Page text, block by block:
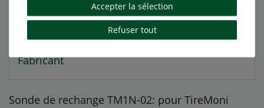
Responsable de l'UE
Fabricant
Sonde de rechange TM1N-02: pour TireMoni
Accepter la sélection
Refuser tout